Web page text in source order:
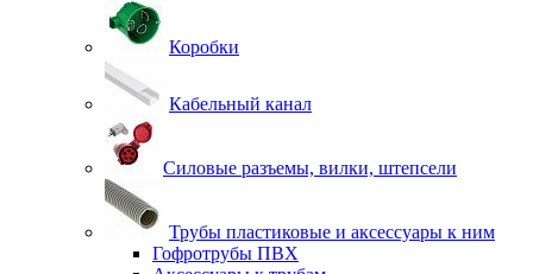
Коробки
Кабельный канал
Силовые разъемы, вилки, штепсели
Трубы пластиковые и аксессуары к ним
Гофротрубы ПВХ